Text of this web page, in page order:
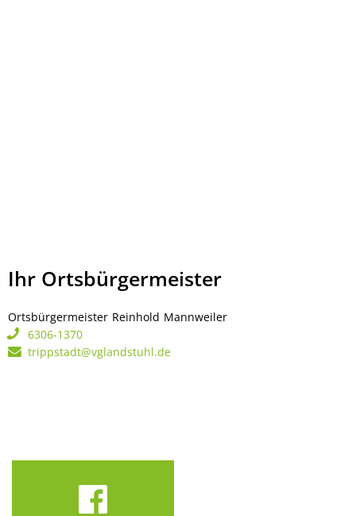
Ihr Ortsbürgermeister
Ortsbürgermeister Reinhold Mannweiler
6306-1370
trippstadt@vglandstuhl.de